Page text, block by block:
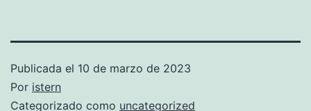
Publicada el 10 de marzo de 2023
Por istern
Categorizado como uncategorized